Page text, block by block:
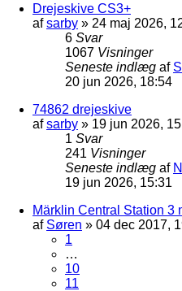
Drejeskive CS3+
afsarby » 24 maj 2026,
6 Svar
1067 Visninger
Seneste indlæg af
20 jun 2026, 18:54
74862 drejeskive
afsarby » 19 jun 2026,
1 Svar
241 Visninger
Seneste indlæg af
19 jun 2026, 15:31
Märklin Central Station 3
af Søren » 04 dec 2017,
1
…
10
11